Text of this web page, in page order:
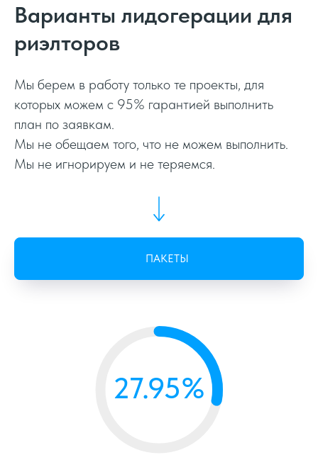
Варианты лидогерации для
риэлторов
Мы берем в работу только те проекты, для
которых можем с 95% гарантией выполнить
план по заявкам.
Мы не обещаем того, что не можем выполнить.
Мы не игнорируем и не теряемся.
ПАКЕТЫ
Лидогенерация разовая
Быстро привлечем заинтересованных
27.95%